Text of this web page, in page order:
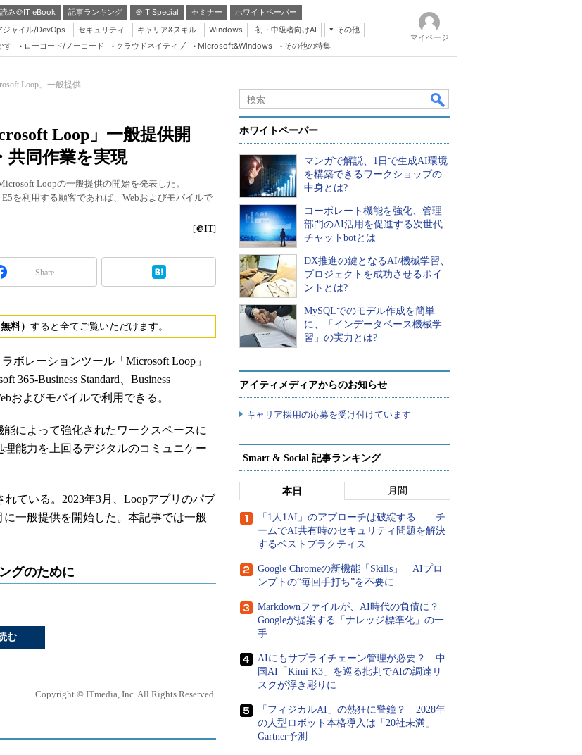
み＠IT eBook 記事ランキング ＠IT Special セミナー
ホワイトペーパー
ジャイル/DevOps セキュリティ キャリア&スキル Windows 初・中級者向けAI
その他
Server & Storage
Database Expert
Master of IP Network
Security & Trust
Test & Tools
す ローコード/ノーコード クラウドネイティブ Microsoft&Windows その他の特集
マイページ
Loop」一般提供...
Loop」一般提供開
同作業を実現
Loopの一般提供の開始を発表した。
E5を利用する顧客であれば、Webおよびモバイルで
[＠IT]
Share
料） すると全てご覧いただけます。
ボレーションツール「Microsoft Loop」
365-Business Standard、Business
およびモバイルで利用できる。
によって強化されたワークスペースに
能力を上回るデジタルのコミュニケー
ている。2023年3月、Loopアプリのパブ
一般提供を開始した。本記事では一般
グのために
む
Copyright © ITmedia, Inc. All Rights Reserved.
ホワイトペーパー
マンガで解説、1日で生成AI環境
を構築できるワークショップの
中身とは?
コーポレート機能を強化、管理
部門のAI活用を促進する次世代
チャットbotとは
DX推進の鍵となるAI/機械学習、
プロジェクトを成功させるポイ
ントとは?
MySQLでのモデル作成を簡単
に、「インデータベース機械学
習」の実力とは?
アイティメディアからのお知らせ
キャリア採用の応募を受け付けています
Smart & Social 記事ランキング
本日 月間
「1人1AI」のアプローチは破綻する――チ
ームでAI共有時のセキュリティ問題を解決
するベストプラクティス
Google Chromeの新機能「Skills」 AIプロ
ンプトの“毎回手打ち”を不要に
Markdownファイルが、AI時代の負債に？
Googleが提案する「ナレッジ標準化」の一
手
AIにもサプライチェーン管理が必要？ 中
国AI「Kimi K3」を巡る批判でAIの調達リ
スクが浮き彫りに
「フィジカルAI」の熱狂に警鐘？ 2028年
の人型ロボット本格導入は「20社未満」
Gartner予測